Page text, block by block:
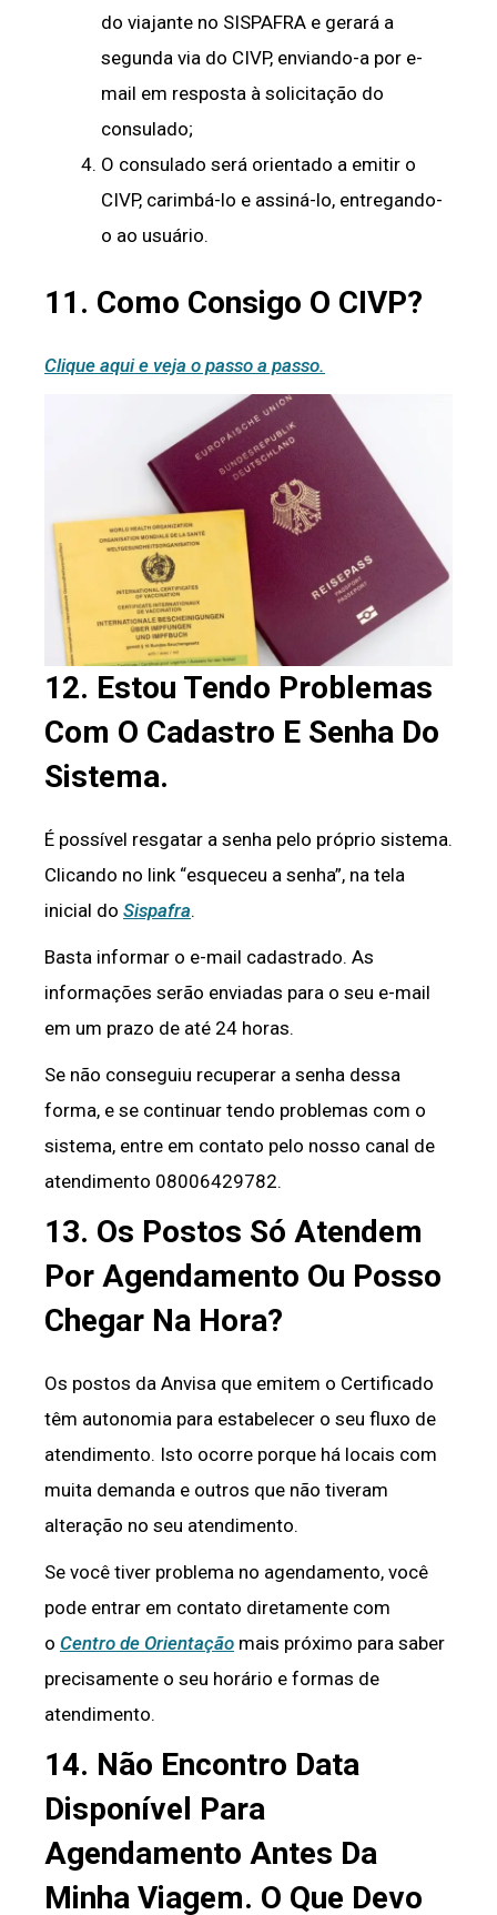
do viajante no SISPAFRA e gerará a
segunda via do CIVP, enviando-a por e-
mail em resposta à solicitação do
consulado;
O consulado será orientado a emitir o
CIVP, carimbá-lo e assiná-lo, entregando-
o ao usuário.
11. Como Consigo O CIVP?
Clique aqui e veja o passo a passo.
12. Estou Tendo Problemas
Com O Cadastro E Senha Do
Sistema.
É possível resgatar a senha pelo próprio sistema.
Clicando no link “esqueceu a senha”, na tela
inicial do Sispafra.
Basta informar o e-mail cadastrado. As
informações serão enviadas para o seu e-mail
em um prazo de até 24 horas.
Se não conseguiu recuperar a senha dessa
forma, e se continuar tendo problemas com o
sistema, entre em contato pelo nosso canal de
atendimento 08006429782.
13. Os Postos Só Atendem
Por Agendamento Ou Posso
Chegar Na Hora?
Os postos da Anvisa que emitem o Certificado
têm autonomia para estabelecer o seu fluxo de
atendimento. Isto ocorre porque há locais com
muita demanda e outros que não tiveram
alteração no seu atendimento.
Se você tiver problema no agendamento, você
pode entrar em contato diretamente com
o Centro de Orientação mais próximo para saber
precisamente o seu horário e formas de
atendimento.
14. Não Encontro Data
Disponível Para
Agendamento Antes Da
Minha Viagem. O Que Devo